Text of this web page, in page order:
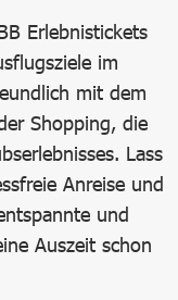
Erlebnistickets
im
mit dem
Shopping, die
Lass
Anreise und
und
Auszeit schon